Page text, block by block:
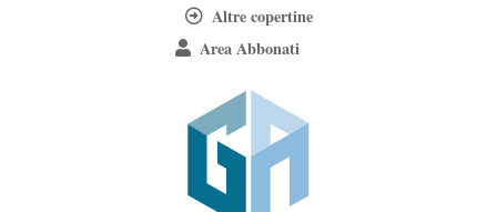
Altre copertine
Area Abbonati